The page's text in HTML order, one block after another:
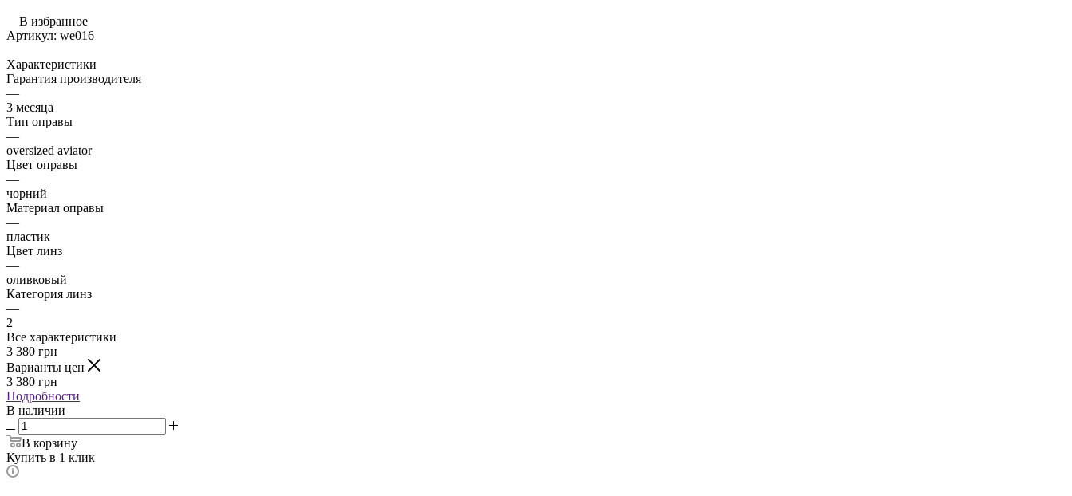
В избранное
Артикул: we016
Характеристики
Гарантия производителя
—
3 месяца
Тип оправы
—
oversized aviator
Цвет оправы
—
чорний
Материал оправы
—
пластик
Цвет линз
—
оливковый
Категория линз
—
2
Все характеристики
3 380 грн
Варианты цен
3 380 грн
Подробности
В наличии
В корзину
Купить в 1 клик